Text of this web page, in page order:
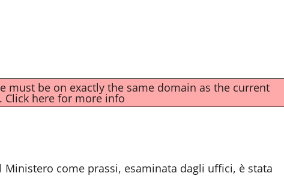
must be on exactly the same domain as the current
Click here for more info
come prassi, esaminata dagli uffici, è stata